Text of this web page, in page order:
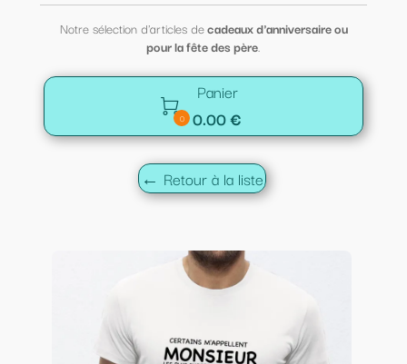
Notre sélection d'articles decadeaux d'anniversaire ou
pour la fête des père.

0
Panier
0.00 €
← Retour à la liste